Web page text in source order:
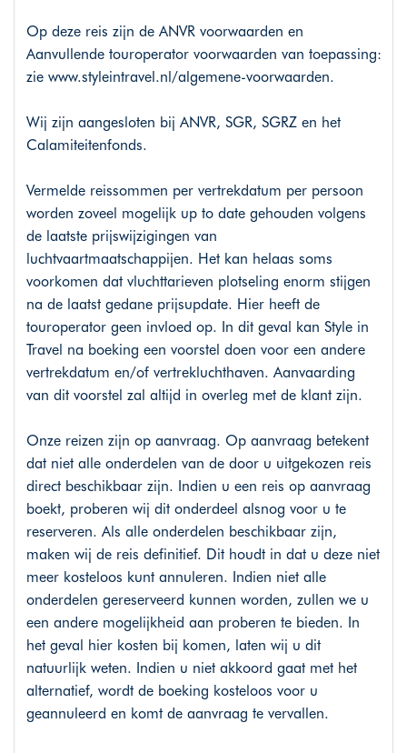
Op deze reis zijn de ANVR voorwaarden en
Aanvullende touroperator voorwaarden van toepassing:
zie www.styleintravel.nl/algemene-voorwaarden.
Wij zijn aangesloten bij ANVR, SGR, SGRZ en het
Calamiteitenfonds.
Vermelde reissommen per vertrekdatum per persoon
worden zoveel mogelijk up to date gehouden volgens
de laatste prijswijzigingen van
luchtvaartmaatschappijen. Het kan helaas soms
voorkomen dat vluchttarieven plotseling enorm stijgen
na de laatst gedane prijsupdate. Hier heeft de
touroperator geen invloed op. In dit geval kan Style in
Travel na boeking een voorstel doen voor een andere
vertrekdatum en/of vertrekluchthaven. Aanvaarding
van dit voorstel zal altijd in overleg met de klant zijn.
Onze reizen zijn op aanvraag. Op aanvraag betekent
dat niet alle onderdelen van de door u uitgekozen reis
direct beschikbaar zijn. Indien u een reis op aanvraag
boekt, proberen wij dit onderdeel alsnog voor u te
reserveren. Als alle onderdelen beschikbaar zijn,
maken wij de reis definitief. Dit houdt in dat u deze niet
meer kosteloos kunt annuleren. Indien niet alle
onderdelen gereserveerd kunnen worden, zullen we u
een andere mogelijkheid aan proberen te bieden. In
het geval hier kosten bij komen, laten wij u dit
natuurlijk weten. Indien u niet akkoord gaat met het
alternatief, wordt de boeking kosteloos voor u
geannuleerd en komt de aanvraag te vervallen.